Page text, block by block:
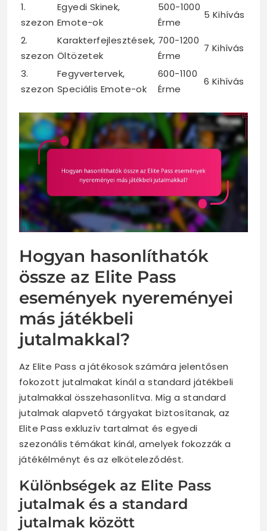
1.
szezon
Egyedi Skinek,
Emote-ok
500-1000
Érme
5 Kihívás
2.
szezon
Karakterfejlesztések,
Öltözetek
700-1200
Érme
7 Kihívás
3.
szezon
Fegyvertervek,
Speciális Emote-ok
600-1100
Érme
6 Kihívás
Hogyan hasonlíthatók
össze az Elite Pass
események nyereményei
más játékbeli
jutalmakkal?
Az Elite Pass a játékosok számára jelentősen
fokozott jutalmakat kínál a standard játékbeli
jutalmakkal összehasonlítva. Míg a standard
jutalmak alapvető tárgyakat biztosítanak, az
Elite Pass exkluzív tartalmat és egyedi
szezonális témákat kínál, amelyek fokozzák a
játékélményt és az elköteleződést.
Különbségek az Elite Pass
jutalmak és a standard
jutalmak között